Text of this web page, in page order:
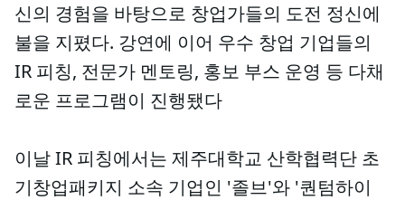
신의 경험을 바탕으로 창업가들의 도전 정신에
불을 지폈다. 강연에 이어 우수 창업 기업들의
IR 피칭, 전문가 멘토링, 홍보 부스 운영 등 다채
로운 프로그램이 진행됐다
이날 IR 피칭에서는 제주대학교 산학협력단 초
기창업패키지 소속 기업인 '졸브'와 '퀀텀하이